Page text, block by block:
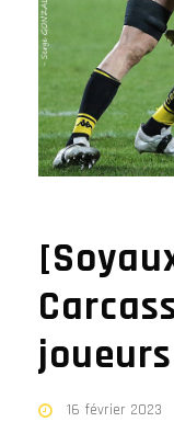
16 février 2023